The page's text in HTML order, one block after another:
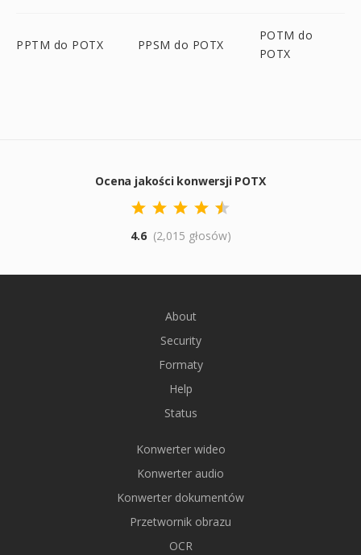
PPTM do POTX PPSM do POTX
POTM do
POTX
Ocena jakości konwersji POTX
4.6 (2,015 głosów)
About
Security
Formaty
Help
Status
Konwerter wideo
Konwerter audio
Konwerter dokumentów
Przetwornik obrazu
OCR